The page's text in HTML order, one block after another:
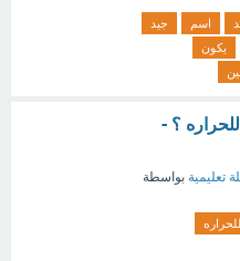
اسم
جيد
يكون
؟ -
تعليمية بواسطة
للحراره